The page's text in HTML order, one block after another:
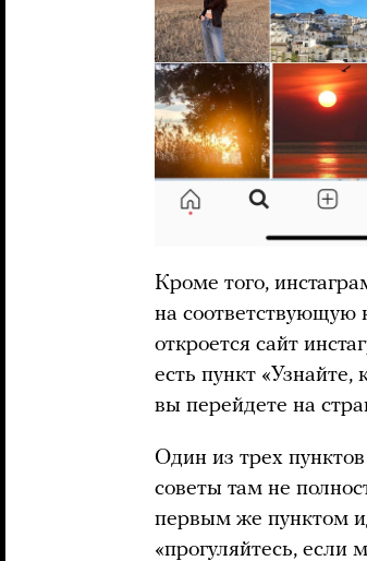
Кроме того,
на соответствующую
откроется сайт
есть пункт «Узнайте,
вы перейдете на
Один из трех пунктов
советы там не
первым же пунктом
«прогуляйтесь, если